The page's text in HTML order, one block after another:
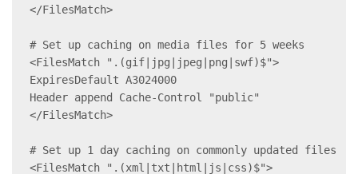
</FilesMatch>
# Set up caching on media files for 5 weeks
<FilesMatch ".(gif|jpg|jpeg|png|swf)$">
ExpiresDefault A3024000
Header append Cache-Control "public"
</FilesMatch>
# Set up 1 day caching on commonly updated files
<FilesMatch ".(xml|txt|html|js|css)$">